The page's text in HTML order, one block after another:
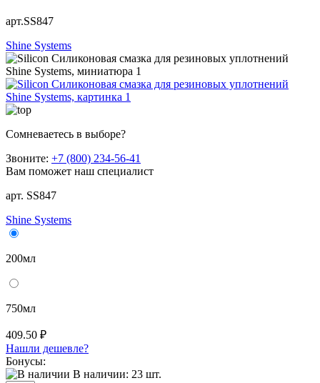
арт.SS847
Shine Systems
Сомневаетесь в выборе?
Звоните: +7 (800) 234-56-41
Вам поможет наш специалист
арт. SS847
Shine Systems
200мл
750мл
409.50 ₽
Нашли дешевле?
Бонусы:
В наличии: 23 шт.